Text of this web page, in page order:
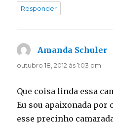
Responder
Amanda Schuler
outubro 18, 2012 às 1:03 pm
Que coisa linda essa
Eu sou apaixonada por
esse precinho